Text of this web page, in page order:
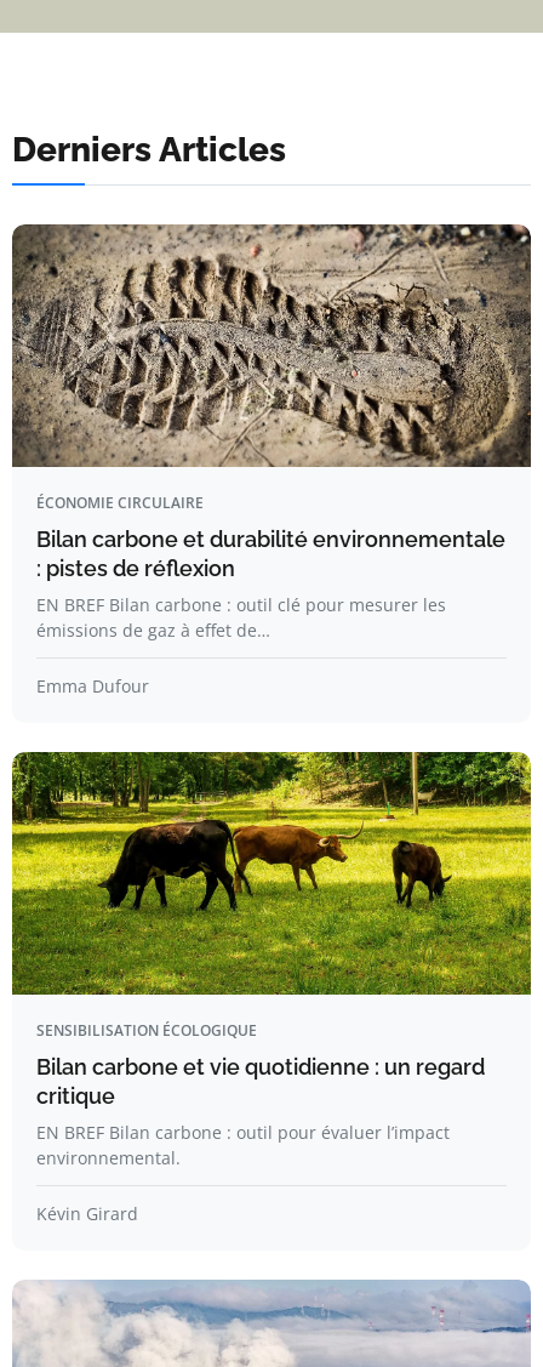
Derniers Articles
ÉCONOMIE CIRCULAIRE
Bilan carbone et durabilité environnementale
: pistes de réflexion
EN BREF Bilan carbone : outil clé pour mesurer les
émissions de gaz à effet de…
Emma Dufour
SENSIBILISATION ÉCOLOGIQUE
Bilan carbone et vie quotidienne : un regard
critique
EN BREF Bilan carbone : outil pour évaluer l’impact
environnemental.
Kévin Girard